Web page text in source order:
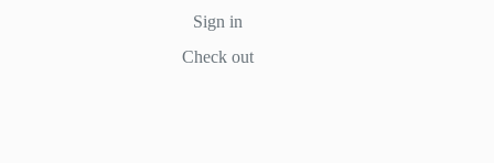
Sign in
Check out